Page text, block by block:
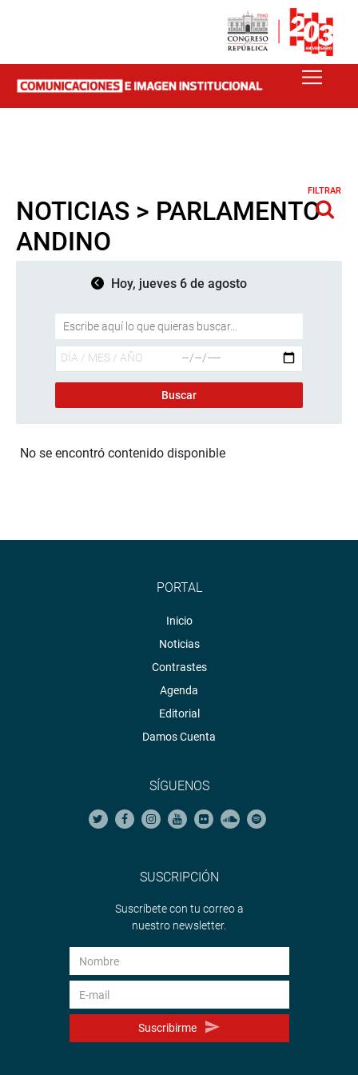
NOTICIAS > PARLAMENTO
ANDINO
FILTRAR
Hoy, jueves 6 de agosto
No se encontró contenido disponible
PORTAL
Inicio
Noticias
Contrastes
Agenda
Editorial
Damos Cuenta
SÍGUENOS
SUSCRIPCIÓN
Suscríbete con tu correo a
nuestro newsletter.
Suscribirme